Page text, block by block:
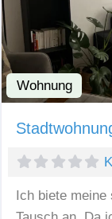
Wohnung
Ich biete meine